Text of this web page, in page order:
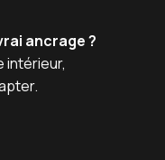
ancrage ?
intérieur,